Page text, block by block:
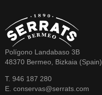
Polígono Landabaso 3B
48370 Bermeo, Bizkaia (Spain)
T. 946 187 280
E. conservas@serrats.com